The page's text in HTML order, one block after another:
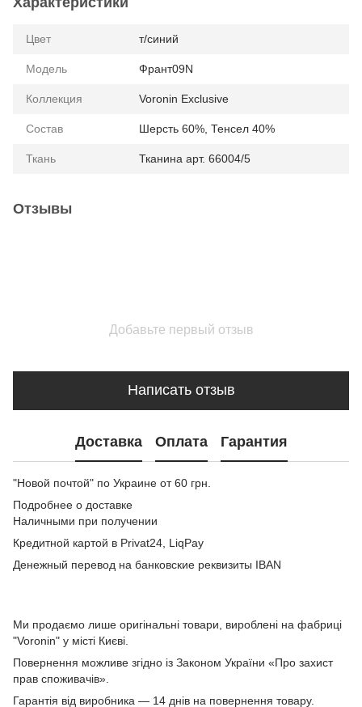
Цвет т/синий
Модель Франт09N
Коллекция Voronin Exclusive
Состав Шерсть 60%, Тенсел 40%
Ткань Тканина арт. 66004/5
Отзывы
Добавьте первый отзыв
Написать отзыв
Доставка Оплата Гарантия
"Новой почтой" по Украине от 60 грн.
Подробнее о доставке
Наличными при получении
Кредитной картой в Privat24, LiqPay
Денежный перевод на банковские реквизиты IBAN
Ми продаємо лише оригінальні товари, вироблені на фабриці
"Voronin" у місті Києві.
Повернення можливе згідно із Законом України «Про захист
прав споживачів».
Гарантія від виробника — 14 днів на повернення товару.